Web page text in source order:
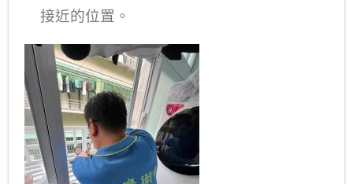
接近的位置。